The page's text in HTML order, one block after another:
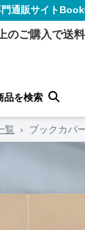
通販サイト
のご購入で送
品を検索
覧 › ブックカバ